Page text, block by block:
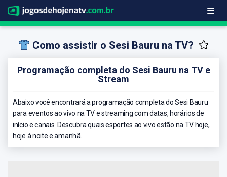
Como assistir o Sesi Bauru na TV?
Programação completa do Sesi Bauru na TV e
Stream
Abaixo você encontrará a programação completa do Sesi Bauru
para eventos ao vivo na TV e streaming com datas, horários de
início e canais. Descubra quais esportes ao vivo estão na TV hoje,
hoje à noite e amanhã.